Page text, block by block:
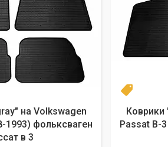
на Volkswagen
1993) фольксваген
в 3
Коврики
Passat B-